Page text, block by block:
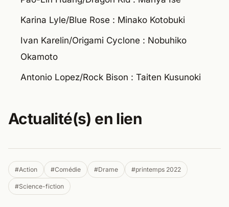
Karina Lyle/Blue Rose : Minako Kotobuki
Ivan Karelin/Origami Cyclone : Nobuhiko
Okamoto
Antonio Lopez/Rock Bison : Taiten Kusunoki
Actualité(s) en lien
#Action #Comédie #Drame #printemps 2022
#Science-fiction